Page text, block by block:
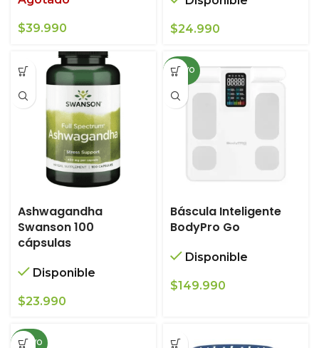
$39.990 $24.990
Ashwagandha
Swanson 100
cápsulas
Disponible
$23.990
NUEVO
Báscula Inteligente
BodyPro Go
Disponible
$149.990
NUEVO